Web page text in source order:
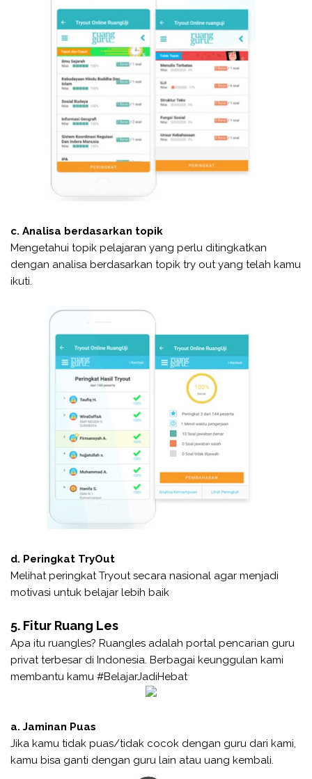
c. Analisa berdasarkan topik
Mengetahui topik pelajaran yang perlu ditingkatkan
dengan analisa berdasarkan topik try out yang telah kamu
ikuti.
d. Peringkat TryOut
Melihat peringkat Tryout secara nasional agar menjadi
motivasi untuk belajar lebih baik
5. Fitur Ruang Les
Apa itu ruangles? Ruangles adalah portal pencarian guru
privat terbesar di Indonesia. Berbagai keunggulan kami
membantu kamu #BelajarJadiHebat
a. Jaminan Puas
Jika kamu tidak puas/tidak cocok dengan guru dari kami,
kamu bisa ganti dengan guru lain atau uang kembali.